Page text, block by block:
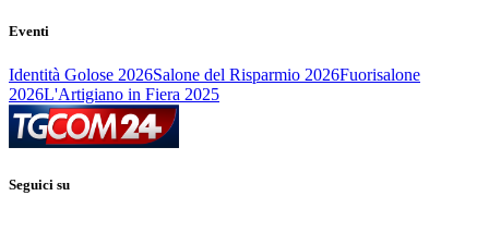
Eventi
Identità Golose 2026Salone del Risparmio 2026Fuorisalone
2026L'Artigiano in Fiera 2025
Seguici su